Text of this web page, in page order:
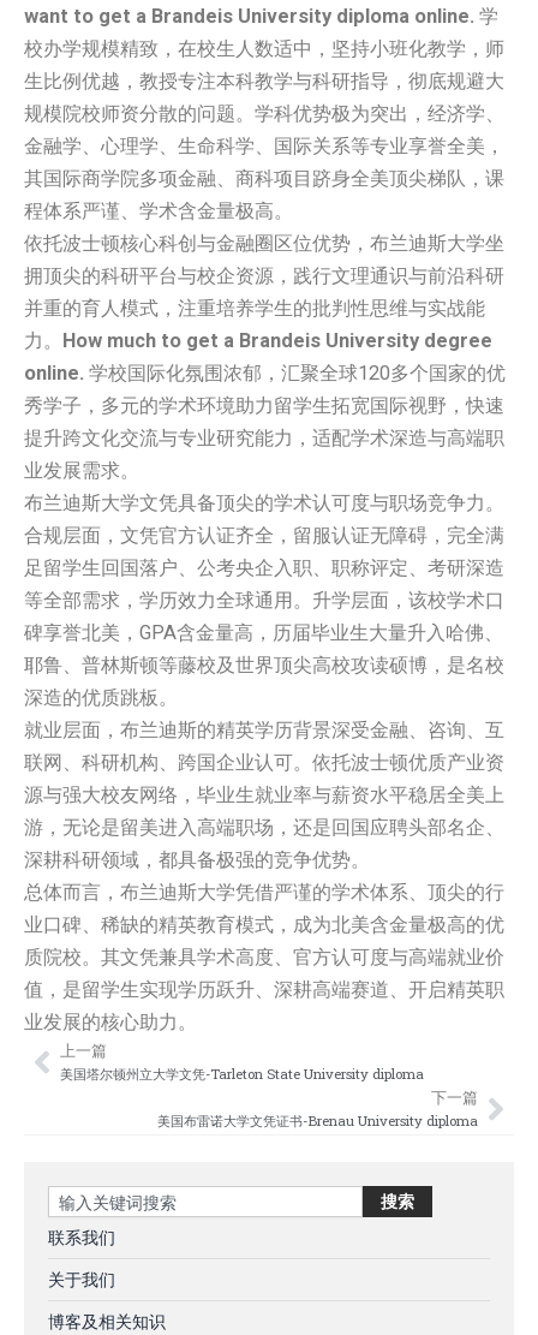
want to get a Brandeis University diploma online. 学
校办学规模精致，在校生人数适中，坚持小班化教学，师
生比例优越，教授专注本科教学与科研指导，彻底规避大
规模院校师资分散的问题。学科优势极为突出，经济学、
金融学、心理学、生命科学、国际关系等专业享誉全美，
其国际商学院多项金融、商科项目跻身全美顶尖梯队，课
程体系严谨、学术含金量极高。
依托波士顿核心科创与金融圈区位优势，布兰迪斯大学坐
拥顶尖的科研平台与校企资源，践行文理通识与前沿科研
并重的育人模式，注重培养学生的批判性思维与实战能
力。
How much to get a Brandeis University degree
online. 学校国际化氛围浓郁，汇聚全球120多个国家的优
秀学子，多元的学术环境助力留学生拓宽国际视野，快速
提升跨文化交流与专业研究能力，适配学术深造与高端职
业发展需求。
布兰迪斯大学文凭具备顶尖的学术认可度与职场竞争力。
合规层面，文凭官方认证齐全，留服认证无障碍，完全满
足留学生回国落户、公考央企入职、职称评定、考研深造
等全部需求，学历效力全球通用。升学层面，该校学术口
碑享誉北美，GPA含金量高，历届毕业生大量升入哈佛、
耶鲁、普林斯顿等藤校及世界顶尖高校攻读硕博，是名校
深造的优质跳板。
就业层面，布兰迪斯的精英学历背景深受金融、咨询、互
联网、科研机构、跨国企业认可。依托波士顿优质产业资
源与强大校友网络，毕业生就业率与薪资水平稳居全美上
游，无论是留美进入高端职场，还是回国应聘头部名企、
深耕科研领域，都具备极强的竞争优势。
总体而言，布兰迪斯大学凭借严谨的学术体系、顶尖的行
业口碑、稀缺的精英教育模式，成为北美含金量极高的优
质院校。其文凭兼具学术高度、官方认可度与高端就业价
值，是留学生实现学历跃升、深耕高端赛道、开启精英职
业发展的核心助力。
Prev
上一篇
美国塔尔顿州立大学文凭-Tarleton State University diploma
下一篇
美国布雷诺大学文凭证书-Brenau University diploma
Search 搜索
联系我们
关于我们
博客及相关知识